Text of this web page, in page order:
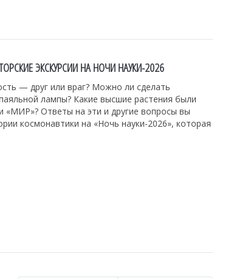
ЭКСКУРСИИ НА НОЧИ НАУКИ-2026
— друг или враг? Можно ли сделать
лампы? Какие высшие растения были
Ответы на эти и другие вопросы вы
космонавтики на «Ночь науки-2026», которая